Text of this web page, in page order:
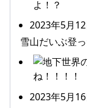
2023年5月12
雪山だいぶ登
2023年5月16